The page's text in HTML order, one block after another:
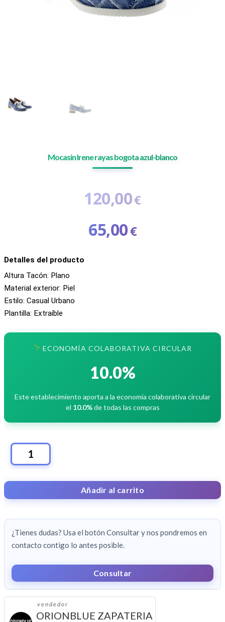
Mocasin Irene rayas bogota azul-blanco
120,00€
precio
65,00€
Detalles del producto
Altura Tacón: Plano
Material exterior: Piel
Estilo: Casual Urbano
Plantilla: Extraíble
ECONOMÍA COLABORATIVA CIRCULAR
10.0%
Este establecimiento aporta a la economía colaborativa circular
el 10.0%de todas las compras
MOCASIN
RAYAS
BOGOTA
BLANCO
CANTIDAD
Añadir al carrito
¿Tienes dudas? Usa el botón Consultar y nos pondremos en
contacto contigo lo antes posible.
Consultar
vendedor
ORIONBLUE ZAPATERIA